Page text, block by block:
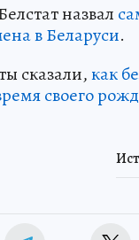
назвал
в Беларуси.
сказали,как
своего